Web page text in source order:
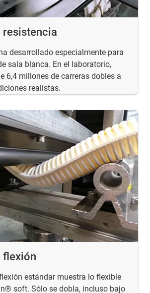
resistencia
desarrollado especialmente para
sala blanca. En el laboratorio,
6,4 millones de carreras dobles a
realistas.
flexión
estándar muestra lo flexible
soft. Sólo se dobla, incluso bajo